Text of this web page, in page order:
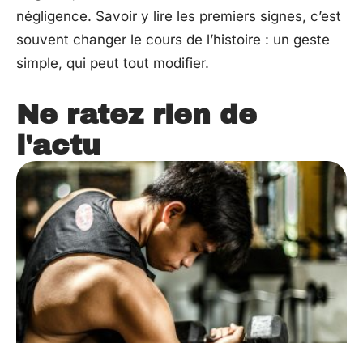
négligence. Savoir y lire les premiers signes, c’est
souvent changer le cours de l’histoire : un geste
simple, qui peut tout modifier.
Ne ratez rien de
l'actu